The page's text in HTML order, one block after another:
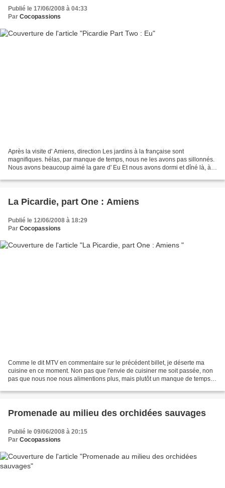
Publié le 17/06/2008 à 04:33
Par Cocopassions
Après la visite d' Amiens, direction Les jardins à la française sont
magnifiques. hélas, par manque de temps, nous ne les avons pas sillonnés.
Nous avons beaucoup aimé la gare d' Eu Et nous avons dormi et dîné là, à l'
La Picardie, part One : Amiens
Publié le 12/06/2008 à 18:29
Par Cocopassions
Comme le dit MTV en commentaire sur le précédent billet, je déserte ma
cuisine en ce moment. Non pas que l'envie de cuisiner me soit passée, non
pas que nous noe nous alimentions plus, mais plutôt un manque de temps
Promenade au milieu des orchidées sauvages
Publié le 09/06/2008 à 20:15
Par Cocopassions